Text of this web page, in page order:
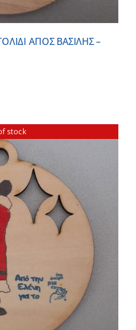
ΑΓΙΟΣ ΒΑΣΙΛΗΣ –
stock